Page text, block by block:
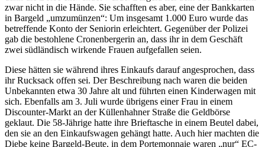
zwar nicht in die Hände. Sie schafften es aber, eine der Bankkarten
in Bargeld „umzumünzen“: Um insgesamt 1.000 Euro wurde das
betreffende Konto der Seniorin erleichtert. Gegenüber der Polizei
gab die bestohlene Cronenbergerin an, dass ihr in dem Geschäft
zwei südländisch wirkende Frauen aufgefallen seien.
Diese hätten sie während ihres Einkaufs darauf angesprochen, dass
ihr Rucksack offen sei. Der Beschreibung nach waren die beiden
Unbekannten etwa 30 Jahre alt und führten einen Kinderwagen mit
sich. Ebenfalls am 3. Juli wurde übrigens einer Frau in einem
Discounter-Markt an der Küllenhahner Straße die Geldbörse
geklaut. Die 58-Jährige hatte ihre Brieftasche in einem Beutel dabei,
den sie an den Einkaufswagen gehängt hatte. Auch hier machten die
Diebe keine Bargeld-Beute, in dem Portemonnaie waren „nur“ EC-